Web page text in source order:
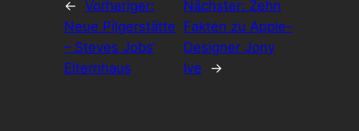
← Vorheriger:
Neue Pilgerstätte
– Steves Jobs‘
Elternhaus
Nächster: Zehn
Fakten zu Apple-
Designer Jony
Ive
→